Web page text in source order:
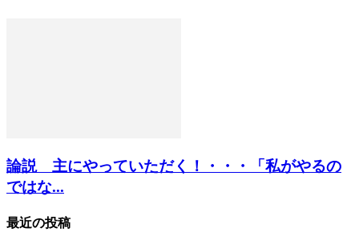
論説 主にやっていただく！・・・「私がやるの
ではな...
最近の投稿